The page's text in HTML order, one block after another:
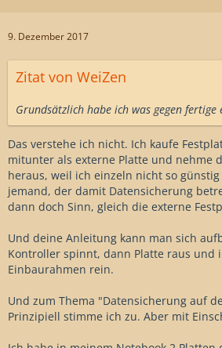
9. Dezember 2017
Zitat von WeiZen
Grundsätzlich habe ich was gegen fertige
Das verstehe ich nicht. Ich kaufe
mitunter als externe Platte und nehme
heraus, weil ich einzeln nicht so
jemand, der damit Datensicherung
dann doch Sinn, gleich die externe
Und deine Anleitung kann man sich
Kontroller spinnt, dann Platte raus und
Einbaurahmen rein.
Und zum Thema "Datensicherung auf
Prinzipiell stimme ich zu. Aber mit